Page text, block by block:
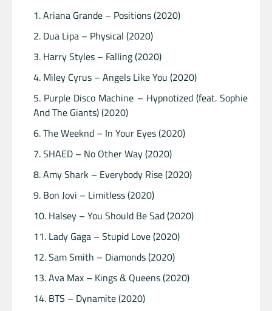
Ariana Grande – Positions (2020)
Dua Lipa – Physical (2020)
Harry Styles – Falling (2020)
Miley Cyrus – Angels Like You (2020)
Purple Disco Machine – Hypnotized (feat. Sophie
And The Giants) (2020)
The Weeknd – In Your Eyes (2020)
SHAED – No Other Way (2020)
Amy Shark – Everybody Rise (2020)
Bon Jovi – Limitless (2020)
Halsey – You Should Be Sad (2020)
Lady Gaga – Stupid Love (2020)
Sam Smith – Diamonds (2020)
Ava Max – Kings & Queens (2020)
BTS – Dynamite (2020)